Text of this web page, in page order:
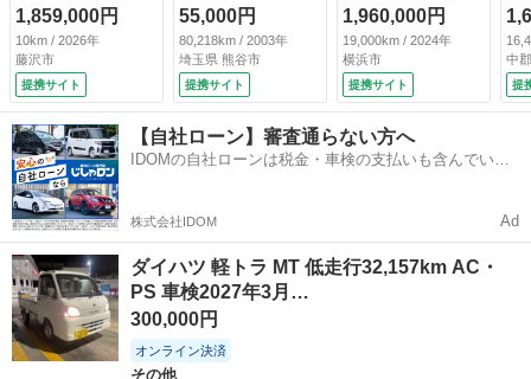
ステム バックカメ
ラ 両側電動スライ
ドドア クルーズコ
ントロール スマー
トキープッシュスタ
ート 電動格納ドア
ミラー オーバーヘ
ッドコンソール Ｌ
ＥＤオートライトフ
ォグ （検10.4）
1,859,000円
10km / 2026年
藤沢市
提携サイト
Ｄ ベンチシート
フルフラット アル
ミホイール ラジ
オ ドアバイザー
（なし）
55,000円
80,218km / 2003年
埼玉県 熊谷市
提携サイト
フルセグバックカメ
ラスマートキーＬＥ
Ｄヘッドライト＆フ
ォグ両側電動スライ
ドコーナーセンサー
社外サイドカメラ社
外デジタルインナー
ミラーレーダークル
1,960,000円
19,000km / 2024年
横浜市
提携サイト
ル
／
防
／
ト
中郡
提
【自社ローン】審査通らない方へ
IDOMの自社ローンは税金・車検の支払いも含んでいる
株式会社IDOM Ad
ダイハツ 軽トラ MT 低走行32,157km AC・
PS 車検2027年3月…
300,000円
オンライン決済
その他